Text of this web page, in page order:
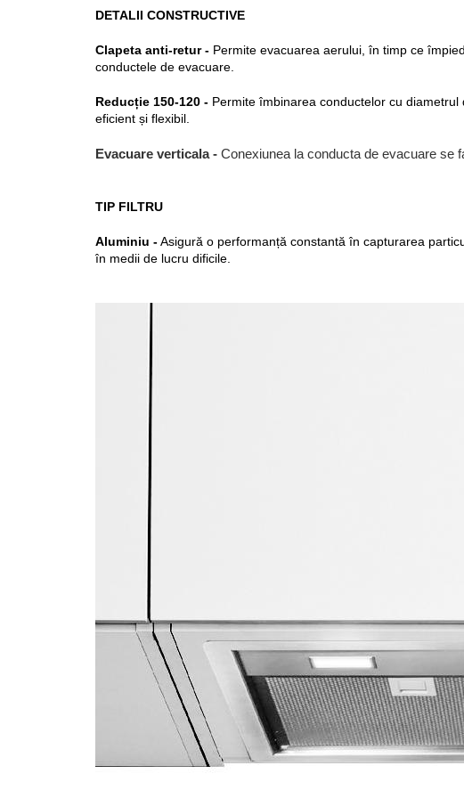
DETALII CONSTRUCTIVE
Clapeta anti-retur - Permite evacuarea aerului, în timp ce
conductele de evacuare.
Reducție 150-120 - Permite îmbinarea conductelor cu
eficient și flexibil.
Evacuare verticala - Conexiunea la conducta de evacuare se
TIP FILTRU
Aluminiu - Asigură o performanță constantă în capturarea
în medii de lucru dificile.